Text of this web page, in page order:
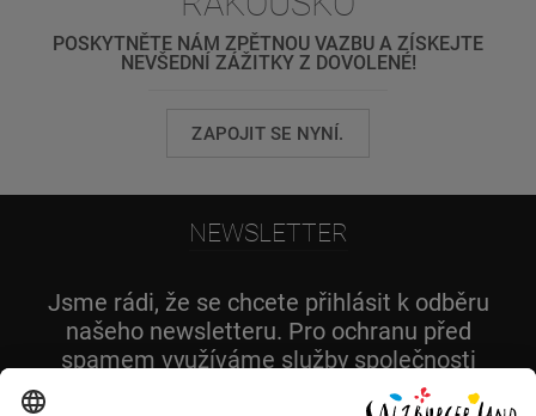
POSKYTNĚTE NÁM ZPĚTNOU VAZBU A ZÍSKEJTE
NEVŠEDNÍ ZÁŽITKY Z DOVOLENÉ!
ZAPOJIT SE NYNÍ.
NEWSLETTER
Jsme rádi, že se chcete přihlásit k odběru
našeho newsletteru. Pro ochranu před
spamem využíváme služby společnosti
Captcha.eu. Více informací najdete v našem